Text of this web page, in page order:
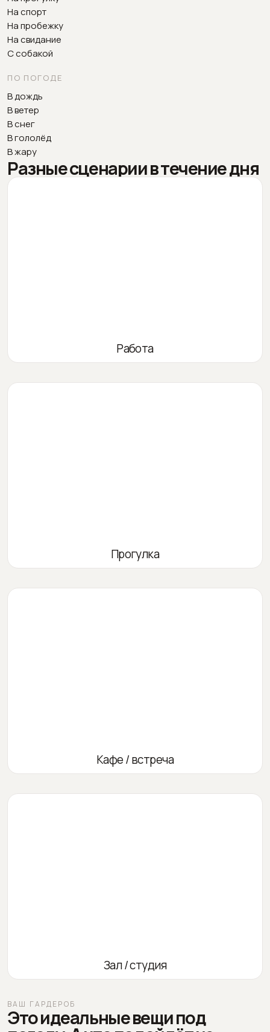
На спорт
На пробежку
На свидание
С собакой
ПО ПОГОДЕ
В дождь
В ветер
В снег
В гололёд
В жару
Разные сценарии в течение дня
Работа
Прогулка
Кафе / встреча
Зал / студия
ВАШ ГАРДЕРОБ
Это идеальные вещи под